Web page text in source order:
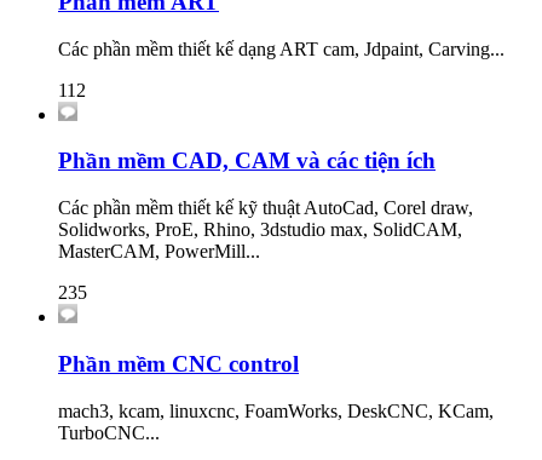
Các phần mềm thiết kế dạng ART cam, Jdpaint, Carving...
112
Phần mềm CAD, CAM và các tiện ích
Các phần mềm thiết kế kỹ thuật AutoCad, Corel draw,
Solidworks, ProE, Rhino, 3dstudio max, SolidCAM,
MasterCAM, PowerMill...
235
Phần mềm CNC control
mach3, kcam, linuxcnc, FoamWorks, DeskCNC, KCam,
TurboCNC...